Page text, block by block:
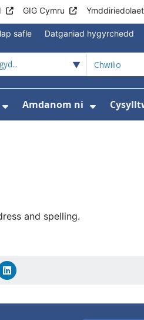
GIG Cymru
safle Datganiad hygyrchedd
gyfer Gwybodaeth i
ar gyfer
Dangos isddewislen
Amdanom ni
Dangos
and spelling.